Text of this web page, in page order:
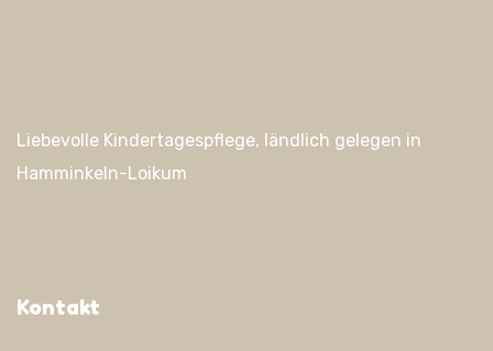
Liebevolle Kindertagespflege, ländlich gelegen in
Hamminkeln-Loikum
Kontakt